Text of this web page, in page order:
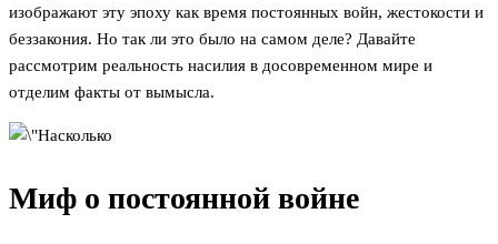
изображают эту эпоху как время постоянных войн, жестокости и
беззакония. Но так ли это было на самом деле? Давайте
рассмотрим реальность насилия в досовременном мире и
отделим факты от вымысла.
Миф о постоянной войне